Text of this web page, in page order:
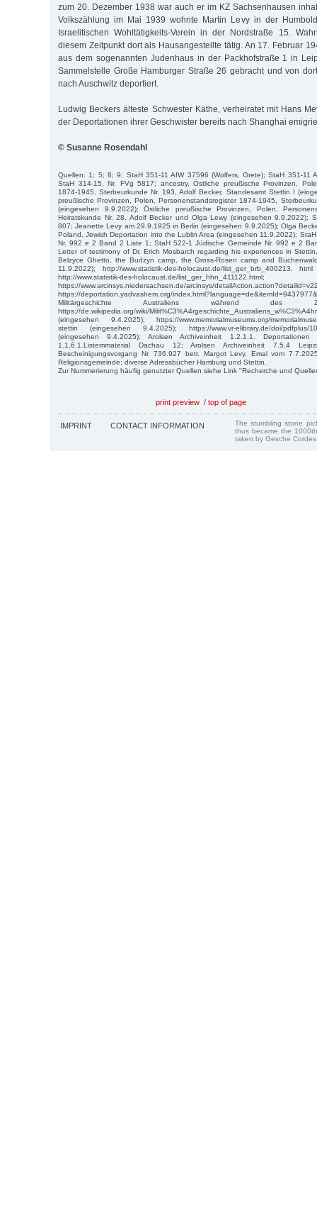
zum 20. Dezember 1938 war auch er im KZ Sachsenhausen
Volkszählung im Mai 1939 wohnte Martin Levy in der
Israelitischen Wohltätigkeits-Verein in der Nordstraße 15.
diesem Zeitpunkt dort als Hausangestellte tätig. An 17. Februar
aus dem sogenannten Judenhaus in der Packhofstraße 1 in
Sammelstelle Große Hamburger Straße 26 gebracht und von
nach Auschwitz deportiert.
Ludwig Beckers älteste Schwester Käthe, verheiratet mit Hans
der Deportationen ihrer Geschwister bereits nach Shanghai
© Susanne Rosendahl
Quellen: 1; 5; 8; 9; StaH 351-11 AfW 37596 (Wolfers, Grete); StaH 351-11
StaH 314-15, Nr. FVg 5817; ancestry, Östliche preußische Provinzen,
1874-1945, Sterbeurkunde Nr. 193, Adolf Becker, Standesamt Stettin I
preußische Provinzen, Polen, Personenstandsregister 1874-1945,
(eingesehen 9.9.2022); Östliche preußische Provinzen, Polen,
Heiratskunde Nr. 28, Adolf Becker und Olga Lewy (eingesehen 9.9.2022);
807; Jeanette Levy am 29.9.1925 in Berlin (eingesehen 9.9.2025); Olga
Poland, Jewish Deportation into the Lublin Area (eingesehen 11.9.2022);
Nr. 992 e 2 Band 2 Liste 1; StaH 522-1 Jüdische Gemeinde Nr. 992 e 2
Letter of testimony of Dr. Erich Mosbarch regarding his experiences in
Belzyce Ghetto, the Budzyn camp, the Gross-Rosen camp and
11.9.2022); http://www.statistik-des-holocaust.de/list_ger_brb_400213.
http://www.statistik-des-holocaust.de/list_ger_hhn_411122.html;
https://www.arcinsys.niedersachsen.de/arcinsys/
https://deportation.yadvashem.org/
Militärgeschichte Australiens während des
https://de.wikipedia.org/wiki/
(eingesehen 9.4.2025); https://www.memorialmuseums.org/
stettin (eingesehen 9.4.2025); https://www.vr-elibrary.de/doi/pdfplus/
(eingesehen 9.4.2025); Arolsen Archiveinheit 1.2.1.1. Deportationen
1.1.6.1.Listemmaterial Dachau 12; Arolsen Archiveinheit 7.5.4
Bescheinigungsvorgang Nr. 736.927 betr. Margot Levy, Emal vom
Religionsgemeinde; diverse Adressbücher Hamburg und Stettin.
Zur Nummerierung häufig genutzter Quellen siehe Link "Recherche und
print preview / top of page
IMPRINT CONTACT INFORMATION
The stumbling stone
thus became the
taken by Gesche